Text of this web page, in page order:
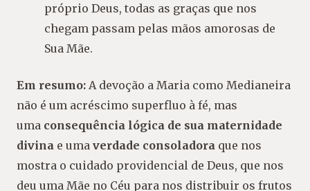
próprio Deus, todas as graças que nos
chegam passam pelas mãos amorosas de
Sua Mãe.
Em resumo: A devoção a Maria como Medianeira
não é um acréscimo superfluo à fé, mas
uma consequência lógica de sua maternidade
divina e uma verdade consoladora que nos
mostra o cuidado providencial de Deus, que nos
deu uma Mãe no Céu para nos distribuir os frutos